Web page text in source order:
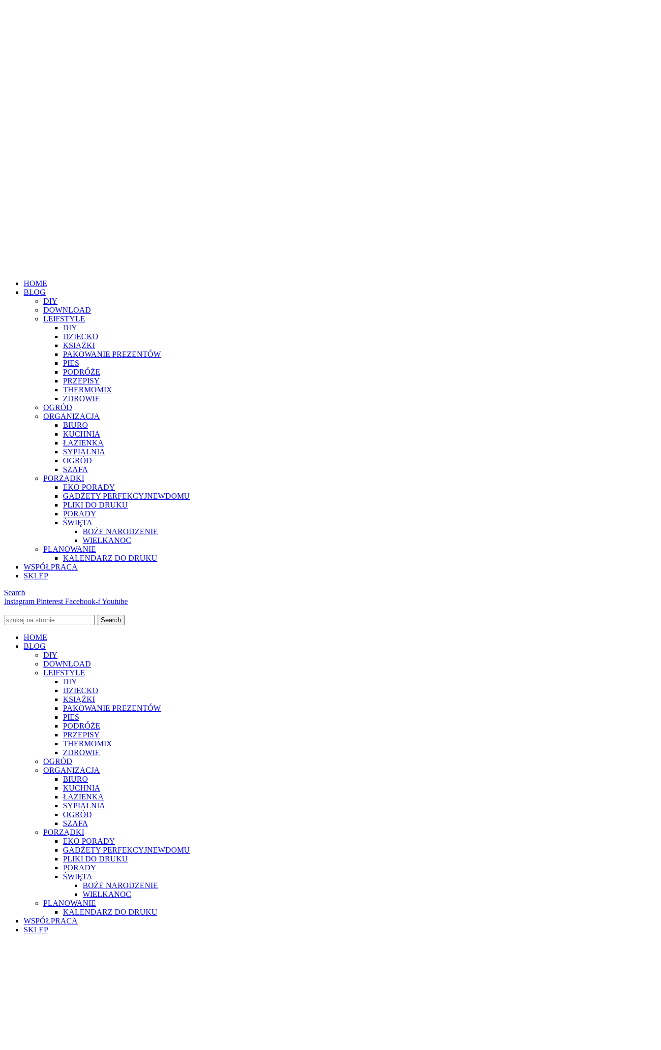
HOME
BLOG
DIY
DOWNLOAD
LEIFSTYLE
DIY
DZIECKO
KSIĄŻKI
PAKOWANIE PREZENTÓW
PIES
PODRÓŻE
PRZEPISY
THERMOMIX
ZDROWIE
OGRÓD
ORGANIZACJA
BIURO
KUCHNIA
ŁAZIENKA
SYPIALNIA
OGRÓD
SZAFA
PORZĄDKI
EKO PORADY
GADŻETY PERFEKCYJNEWDOMU
PLIKI DO DRUKU
PORADY
ŚWIĘTA
BOŻE NARODZENIE
WIELKANOC
PLANOWANIE
KALENDARZ DO DRUKU
WSPÓŁPRACA
SKLEP
Search
Instagram Pinterest Facebook-fYoutube
Search
HOME
BLOG
DIY
DOWNLOAD
LEIFSTYLE
DIY
DZIECKO
KSIĄŻKI
PAKOWANIE PREZENTÓW
PIES
PODRÓŻE
PRZEPISY
THERMOMIX
ZDROWIE
OGRÓD
ORGANIZACJA
BIURO
KUCHNIA
ŁAZIENKA
SYPIALNIA
OGRÓD
SZAFA
PORZĄDKI
EKO PORADY
GADŻETY PERFEKCYJNEWDOMU
PLIKI DO DRUKU
PORADY
ŚWIĘTA
BOŻE NARODZENIE
WIELKANOC
PLANOWANIE
KALENDARZ DO DRUKU
WSPÓŁPRACA
SKLEP